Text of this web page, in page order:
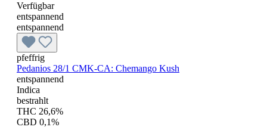
Verfügbar
entspannend
entspannend
pfeffrig
Pedanios 28/1 CMK-CA: Chemango Kush
entspannend
Indica
bestrahlt
THC 26,6%
CBD 0,1%